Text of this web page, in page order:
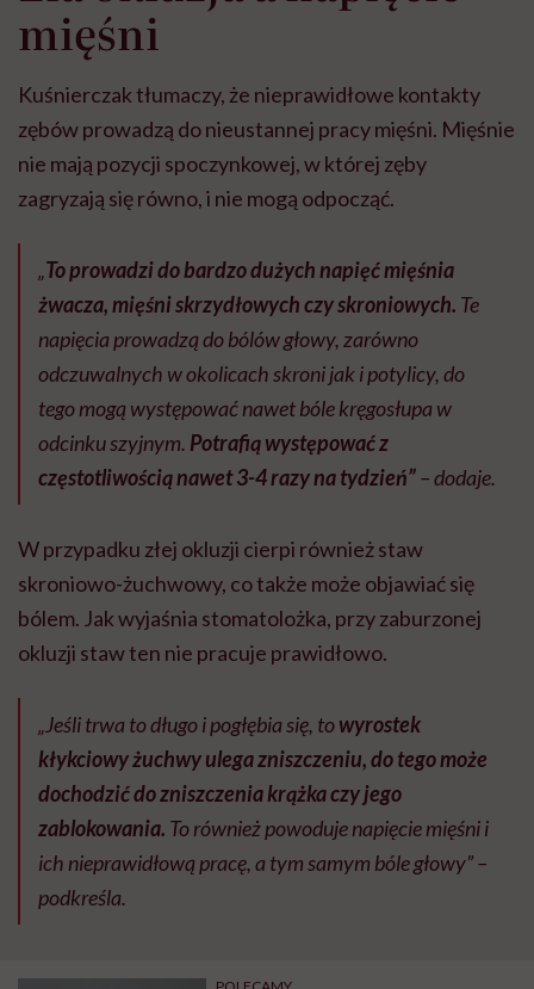
mięśni
Kuśnierczak tłumaczy, że nieprawidłowe kontakty
zębów prowadzą do nieustannej pracy mięśni. Mięśnie
nie mają pozycji spoczynkowej, w której zęby
zagryzają się równo, i nie mogą odpocząć.
„To prowadzi do bardzo dużych napięć mięśnia
żwacza, mięśni skrzydłowych czy skroniowych. Te
napięcia prowadzą do bólów głowy, zarówno
odczuwalnych w okolicach skroni jak i potylicy, do
tego mogą występować nawet bóle kręgosłupa w
odcinku szyjnym. Potrafią występować z
częstotliwością nawet 3-4 razy na tydzień”– dodaje.
W przypadku złej okluzji cierpi również staw
skroniowo-żuchwowy, co także może objawiać się
bólem. Jak wyjaśnia stomatolożka, przy zaburzonej
okluzji staw ten nie pracuje prawidłowo.
„Jeśli trwa to długo i pogłębia się, towyrostek
kłykciowy żuchwy ulega zniszczeniu, do tego może
dochodzić do zniszczenia krążka czy jego
zablokowania. To również powoduje napięcie mięśni i
ich nieprawidłową pracę, a tym samym bóle głowy” –
podkreśla.